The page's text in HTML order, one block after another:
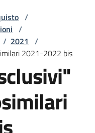
/
/
/ 2021 /
2021-2022 bis